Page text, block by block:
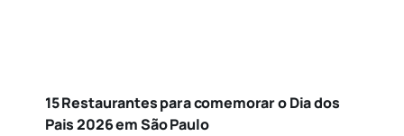
15 Restaurantes para comemorar o Dia dos
Pais 2026 em São Paulo